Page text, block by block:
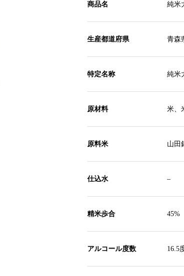
商品名 純米
生産都道府県 青森
特定名称 純米
原材料 米、
原料米 山田
仕込水 –
精米歩合 45%
アルコール度数 16.5